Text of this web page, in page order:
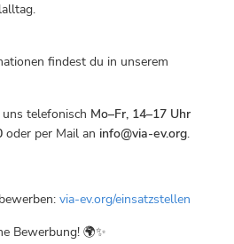
findest du in unserem
telefonisch Mo–Fr, 14–17 Uhr
oder per Mail an info@via-ev.org.
via-ev.org/einsatzstellen
Bewerbung! 🌍✨